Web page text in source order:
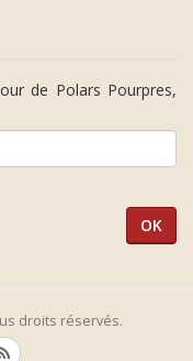
de Polars Pourpres,
droits réservés.